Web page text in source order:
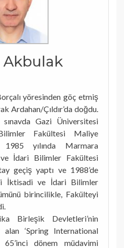
Akbulak
yöresinden göç etmiş
Ardahan/Çıldır’da doğdu.
sınavda Gazi Üniversitesi
Fakültesi Maliye
1985 yılında Marmara
İdari Bilimler Fakültesi
geçiş yaptı ve 1988’de
İktisadi ve İdari Bilimler
birincilikle, Fakülteyi
Birleşik Devletleri’nin
‘Spring International
65’inci dönem müdavimi